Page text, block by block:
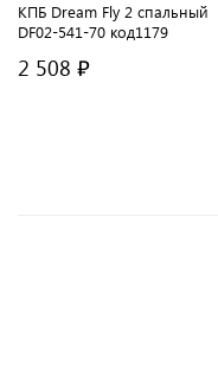
КПБ Dream Fly 2 спальный
DF02-541-70 код1179
2 508 ₽